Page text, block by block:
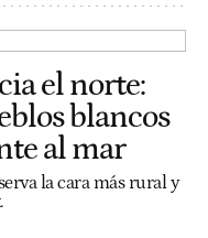
el norte:
blancos
al mar
la cara más rural y